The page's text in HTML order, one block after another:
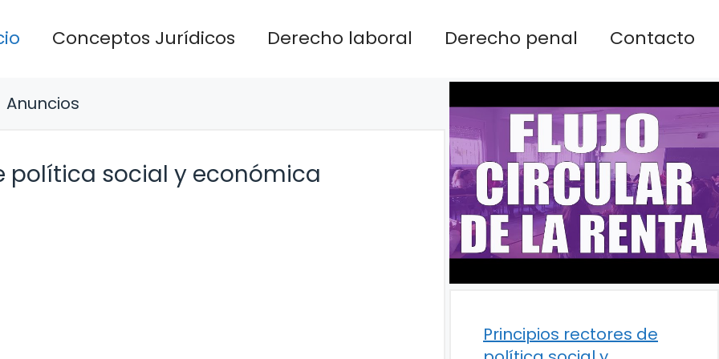
Conceptos Jurídicos Derecho laboral Derecho penal Contacto
Anuncios
política social y económica
Principios rectores de